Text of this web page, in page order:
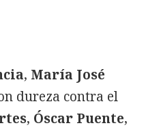
, María José
dureza contra el
, Óscar Puente,